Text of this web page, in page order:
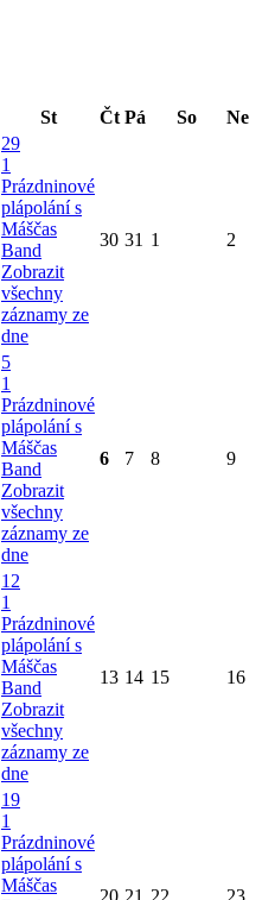
St Čt Pá So Ne
29
1
Prázdninové
plápolání s
Máščas
Band
Zobrazit
všechny
záznamy ze
dne
30 31 1 2
5
1
Prázdninové
plápolání s
Máščas
Band
Zobrazit
všechny
záznamy ze
dne
6 7 8 9
12
1
Prázdninové
plápolání s
Máščas
Band
Zobrazit
všechny
záznamy ze
dne
13 14 15 16
19
1
Prázdninové
plápolání s
Máščas
20 21 22 23